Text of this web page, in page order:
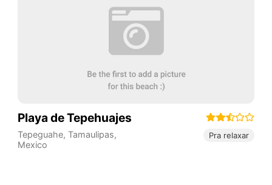
Playa de Tepehuajes
Tepeguahe, Tamaulipas,
Mexico
Pra relaxar